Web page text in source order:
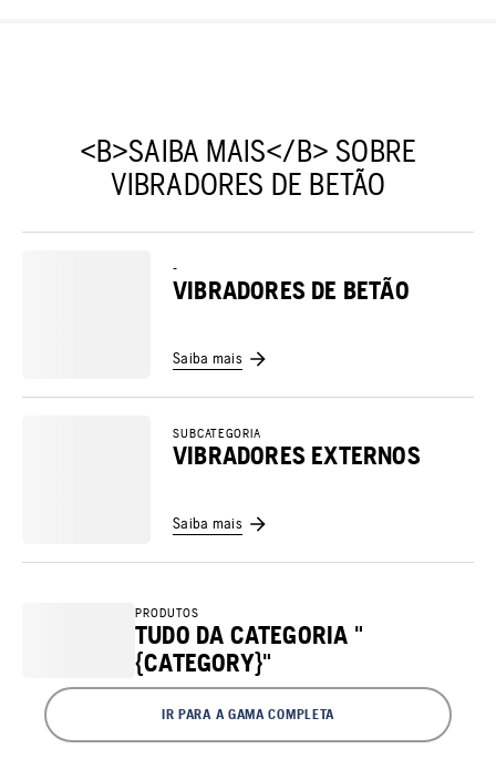
<B>SAIBA MAIS</B> SOBRE
VIBRADORES DE BETÃO
-
VIBRADORES DE BETÃO
Saiba mais
SUBCATEGORIA
VIBRADORES EXTERNOS
Saiba mais
PRODUTOS
TUDO DA CATEGORIA "
{CATEGORY}"
IR PARA A GAMA COMPLETA